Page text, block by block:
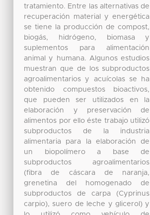
tratamiento. Entre las alternativas de
recuperación material y energética
se tiene la producción de compost,
biogás, hidrógeno, biomasa y
suplementos para alimentación
animal y humana. Algunos estudios
muestran que de los subproductos
agroalimentarios y acuícolas se ha
obtenido compuestos bioactivos,
que pueden ser utilizados en la
elaboración y preservación de
alimentos por ello éste trabajo utilizó
subproductos de la industria
alimentaria para la elaboración de
un biopolímero a base de
subproductos agroalimentarios
(fibra de cáscara de naranja,
grenetina del homogenado de
subproductos de carpa (Cyprinus
carpio), suero de leche y glicerol) y